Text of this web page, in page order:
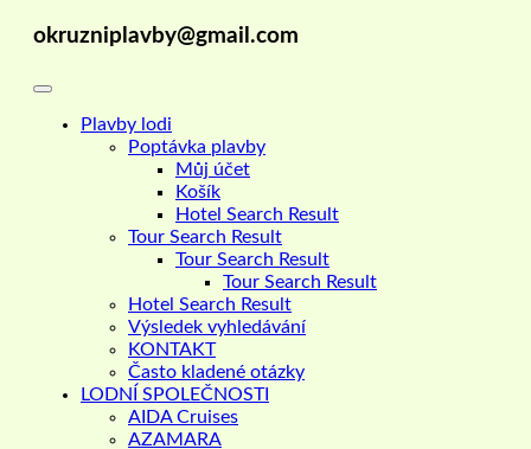
okruzniplavby@gmail.com
Plavby lodi
Poptávka plavby
Můj účet
Košík
Hotel Search Result
Tour Search Result
Tour Search Result
Tour Search Result
Hotel Search Result
Výsledek vyhledávání
KONTAKT
Často kladené otázky
LODNÍ SPOLEČNOSTI
AIDA Cruises
AZAMARA